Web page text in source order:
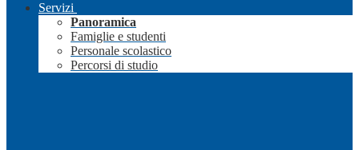
Servizi
Panoramica
Famiglie e studenti
Personale scolastico
Percorsi di studio